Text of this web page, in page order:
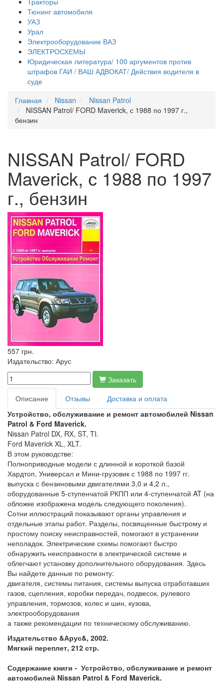
Тюнинг автомобиля
УАЗ
Урал
Электрооборудование ВАЗ
ЭЛЕКТРОСХЕМЫ
Юридическая литература/ 100 аргументов против
штрафов ГАИ / ВАШ АДВОКАТ/ Действия водителя в
суде
Главная
Nissan
Nissan Patrol
NISSAN Patrol/ FORD Maverick, с 1988 по 1997 г.,
бензин
NISSAN Patrol/ FORD
Maverick, с 1988 по 1997
г., бензин
557 грн.
Издательство: Арус
Заказать
Описание
Отзывы
Доставка и оплата
Устройство, обслуживание и ремонт автомобилей Nissan
Patrol & Ford Maverick.
Nissan Patrol DX, RX, ST, TI.
Ford Maverick XL, XLT.
В этом руководстве:
Полноприводные модели с длинной и короткой базой
Хардтоп, Универсал и Мини-грузовик с 1988 по 1997 гг.
выпуска с бензиновыми двигателями 3,0 и 4,2 л.,
оборудованные 5-ступенчатой РКПП или 4-ступенчатой AT (на
обложке изображена модель следующего поколения).
Сотни иллюстраций показывают органы управления и
отдельные этапы работ. Разделы, посвященные быстрому и
простому поиску неисправностей, помогают в устранении
неполадок. Электрические схемы помогают быстро
обнаружить неисправности в электрической системе и
облегчают установку дополнительного оборудования. Здесь
Вы найдете данные по ремонту:
двигателя, системы питания, системы выпуска отработавших
газов, сцепления, коробки передач, подвесок, рулевого
управления, тормозов, колес и шин, кузова,
электрооборудования
а также рекомендации по техническому обслуживанию.
Издательство &Арус&, 2002.
Мягкий переплет, 212 стр.
Содержание книги - Устройство, обслуживание и ремонт
автомобилей Nissan Patrol & Ford Maverick.